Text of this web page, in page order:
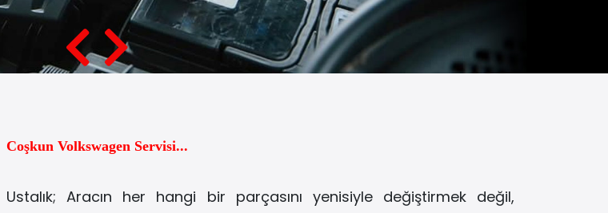
Coşkun Volkswagen Servisi...
Ustalık; Aracın her hangi bir parçasını yenisiyle değiştirmek değil,